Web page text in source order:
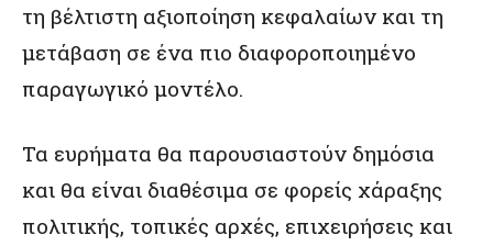
τη βέλτιστη αξιοποίηση κεφαλαίων και τη
μετάβαση σε ένα πιο διαφοροποιημένο
παραγωγικό μοντέλο.
Τα ευρήματα θα παρουσιαστούν δημόσια
και θα είναι διαθέσιμα σε φορείς χάραξης
πολιτικής, τοπικές αρχές, επιχειρήσεις και